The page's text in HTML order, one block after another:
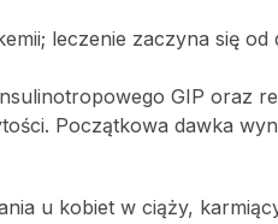
leczenie zaczyna się od
GIP oraz
Początkowa dawka
u kobiet w ciąży,